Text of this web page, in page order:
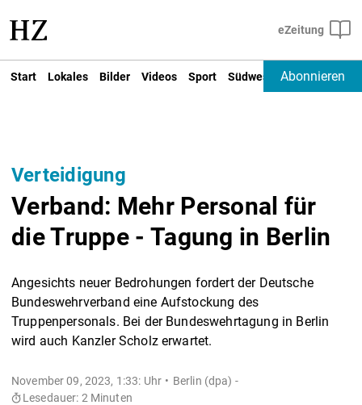
Start Lokales Bilder Videos Sport Südwest Deutschland
Abonnieren
Verteidigung
Verband: Mehr Personal für
die Truppe - Tagung in Berlin
Angesichts neuer Bedrohungen fordert der Deutsche
Bundeswehrverband eine Aufstockung des
Truppenpersonals. Bei der Bundeswehrtagung in Berlin
wird auch Kanzler Scholz erwartet.
November 09, 2023, 1:33: Uhr
Berlin (dpa) -
Lesedauer: 2 Minuten